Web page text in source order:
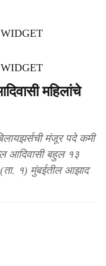
महिलांचे
मंजूर पदे कमी
आदिवासी बहुल १३
(ता. १) मुंबईतील आझाद